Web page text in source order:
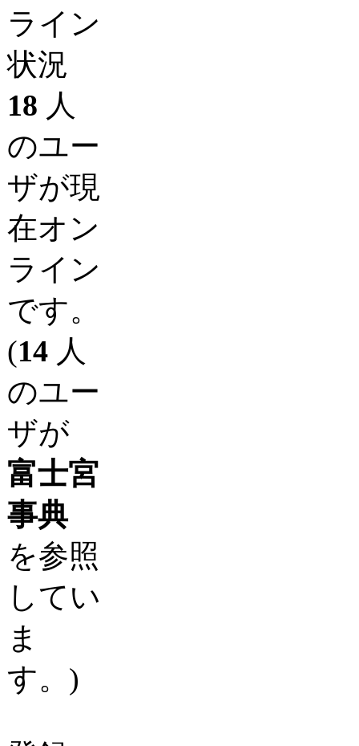
ライン
状況
18 人
のユー
ザが現
在オン
ライン
です。
(14 人
のユー
ザが
富士宮
事典
を参照
してい
ま
す。)